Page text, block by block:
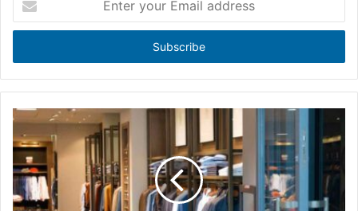
your
Email